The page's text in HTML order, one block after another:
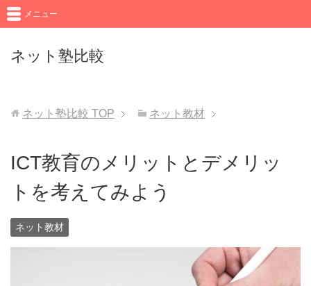
ネット塾比較
メニュー
ネット塾比較 TOP ネット教材
ICT教育のメリットとデメリッ
トを考えてみよう
ネット教材